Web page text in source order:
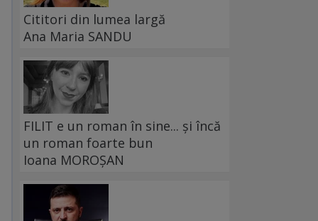
Cititori din lumea largă
Ana Maria SANDU
FILIT e un roman în sine... și încă
un roman foarte bun
Ioana MOROȘAN